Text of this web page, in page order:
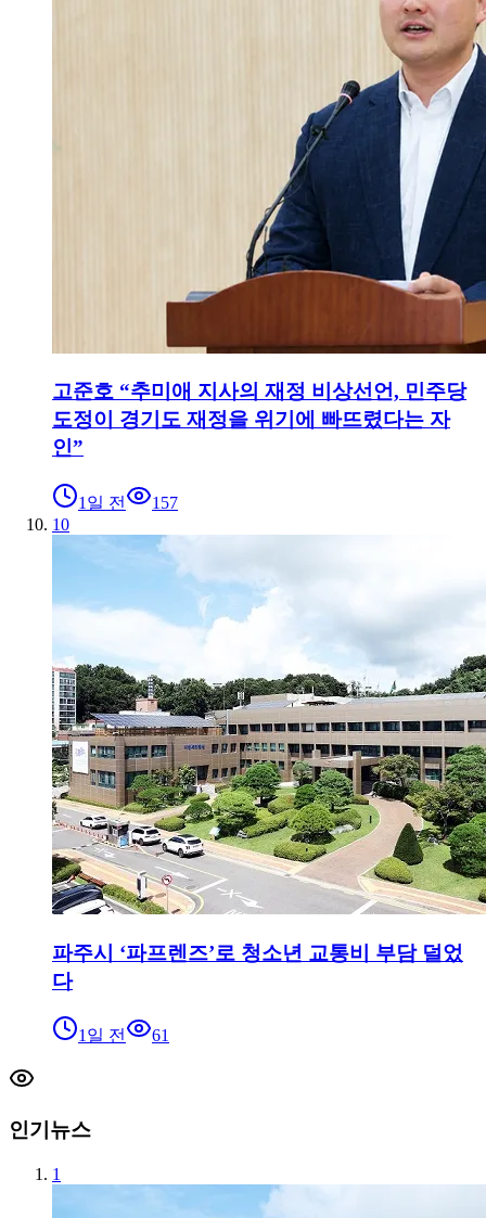
고준호 “추미애 지사의 재정 비상선언, 민주당
도정이 경기도 재정을 위기에 빠뜨렸다는 자
인”
1일 전
157
10
파주시 ‘파프렌즈’로 청소년 교통비 부담 덜었
다
1일 전 61
인기뉴스
1